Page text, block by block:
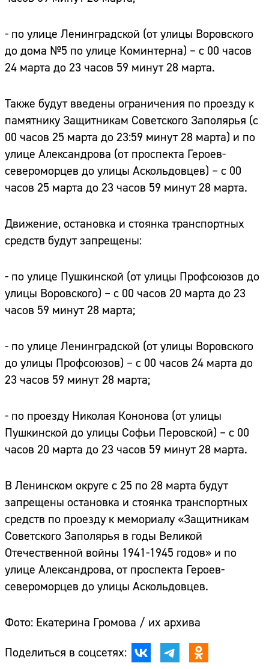
- по улице Ленинградской (от улицы Воровского
до дома №5 по улице Коминтерна) – с 00 часов
24 марта до 23 часов 59 минут 28 марта.
Также будут введены ограничения по проезду к
памятнику Защитникам Советского Заполярья (с
00 часов 25 марта до 23:59 минут 28 марта) и по
улице Александрова (от проспекта Героев-
североморцев до улицы Аскольдовцев) – с 00
часов 25 марта до 23 часов 59 минут 28 марта.
Движение, остановка и стоянка транспортных
средств будут запрещены:
- по улице Пушкинской (от улицы Профсоюзов до
улицы Воровского) – с 00 часов 20 марта до 23
часов 59 минут 28 марта;
- по улице Ленинградской (от улицы Воровского
до улицы Профсоюзов) – с 00 часов 24 марта до
23 часов 59 минут 28 марта;
- по проезду Николая Кононова (от улицы
Пушкинской до улицы Софьи Перовской) – с 00
часов 20 марта до 23 часов 59 минут 28 марта.
В Ленинском округе с 25 по 28 марта будут
запрещены остановка и стоянка транспортных
средств по проезду к мемориалу «Защитникам
Советского Заполярья в годы Великой
Отечественной войны 1941-1945 годов» и по
улице Александрова, от проспекта Героев-
североморцев до улицы Аскольдовцев.
Фото: Екатерина Громова / их архива
Поделиться в соцсетях: